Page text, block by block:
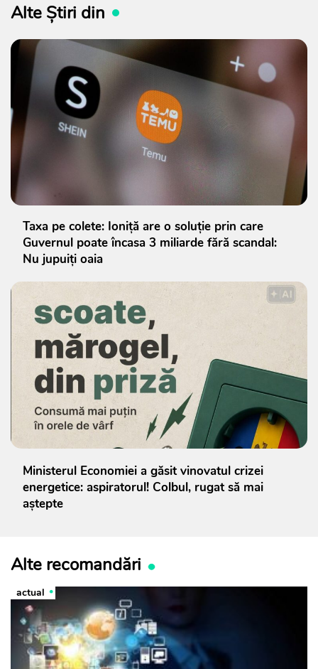
Alte Știri din
Taxa pe colete: Ioniță are o soluție prin care
Guvernul poate încasa 3 miliarde fără scandal:
Nu jupuiți oaia
Ministerul Economiei a găsit vinovatul crizei
energetice: aspiratorul! Colbul, rugat să mai
aștepte
Alte recomandări
actual